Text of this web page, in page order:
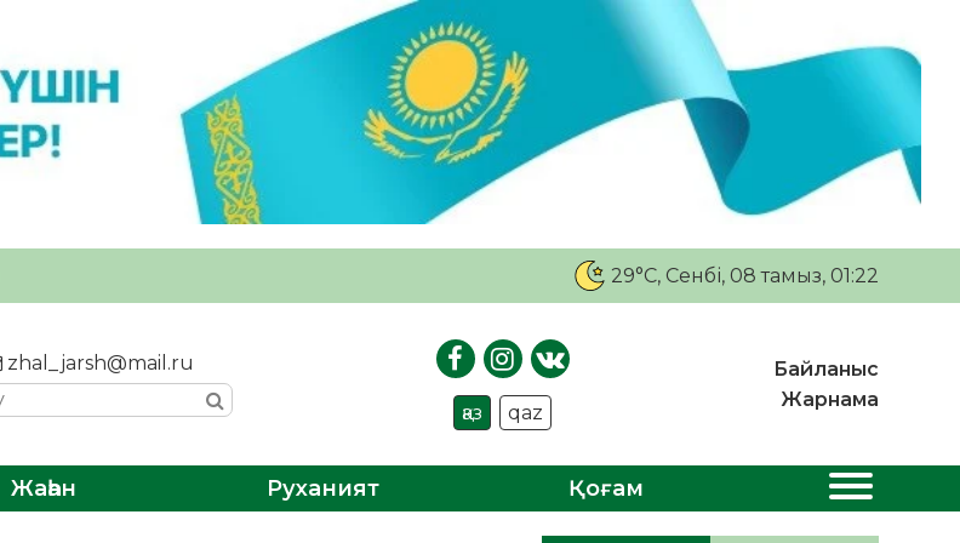
29°C, Сенбі, 08 тамыз, 01:22
zhal_jarsh@mail.ru
қаз qaz
Байланыс
Жарнама
Жаһан Руханият Қоғам